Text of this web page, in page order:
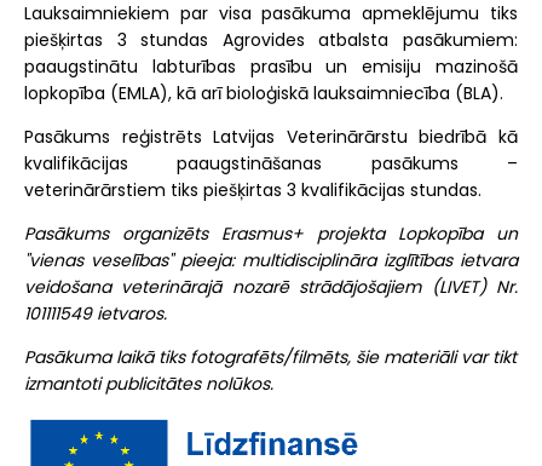
Lauksaimniekiem par visa pasākuma apmeklējumu tiks
piešķirtas 3 stundas Agrovides atbalsta pasākumiem:
paaugstinātu labturības prasību un emisiju mazinošā
lopkopība (EMLA), kā arī bioloģiskā lauksaimniecība (BLA).
Pasākums reģistrēts Latvijas Veterinārārstu biedrībā kā
kvalifikācijas paaugstināšanas pasākums –
veterinārārstiem tiks piešķirtas 3 kvalifikācijas stundas.
Pasākums organizēts Erasmus+ projekta Lopkopība un
"vienas veselības" pieeja: multidisciplināra izglītības ietvara
veidošana veterinārajā nozarē strādājošajiem (LIVET) Nr.
101111549 ietvaros.
Pasākuma laikā tiks fotografēts/filmēts, šie materiāli var tikt
izmantoti publicitātes nolūkos.